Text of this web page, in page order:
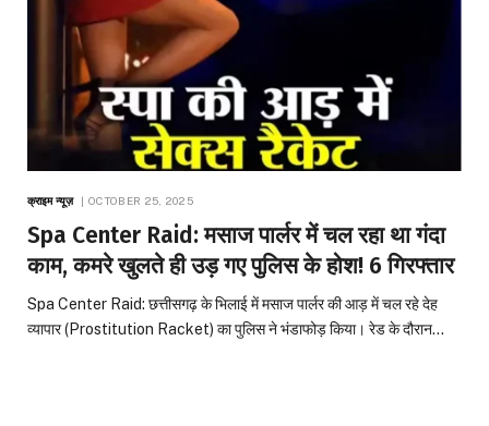
क्राइम न्यूज़ OCTOBER 25, 2025
Spa Center Raid: मसाज पार्लर में चल रहा था गंदा
काम, कमरे खुलते ही उड़ गए पुलिस के होश! 6 गिरफ्तार
Spa Center Raid: छत्तीसगढ़ के भिलाई में मसाज पार्लर की आड़ में चल रहे देह
व्यापार (Prostitution Racket) का पुलिस ने भंडाफोड़ किया। रेड के दौरान…